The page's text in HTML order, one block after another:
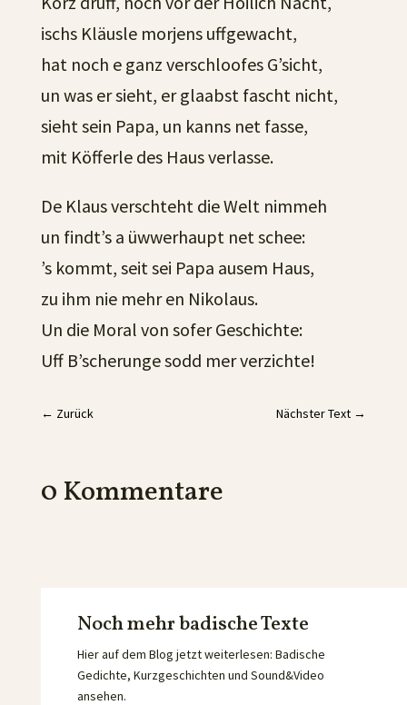
ischs Kläusle morjens uffgewacht,
hat noch e ganz verschloofes G’sicht,
un was er sieht, er glaabst fascht nicht,
sieht sein Papa, un kanns net fasse,
mit Köfferle des Haus verlasse.
De Klaus verschteht die Welt nimmeh
un findt’s a üwwerhaupt net schee:
’s kommt, seit sei Papa ausem Haus,
zu ihm nie mehr en Nikolaus.
Un die Moral von sofer Geschichte:
Uff B’scherunge sodd mer verzichte!
← Zurück Nächster Text →
0 Kommentare
Noch mehr badische Texte
Hier auf dem Blog jetzt weiterlesen: Badische
Gedichte, Kurzgeschichten und Sound&Video
ansehen.